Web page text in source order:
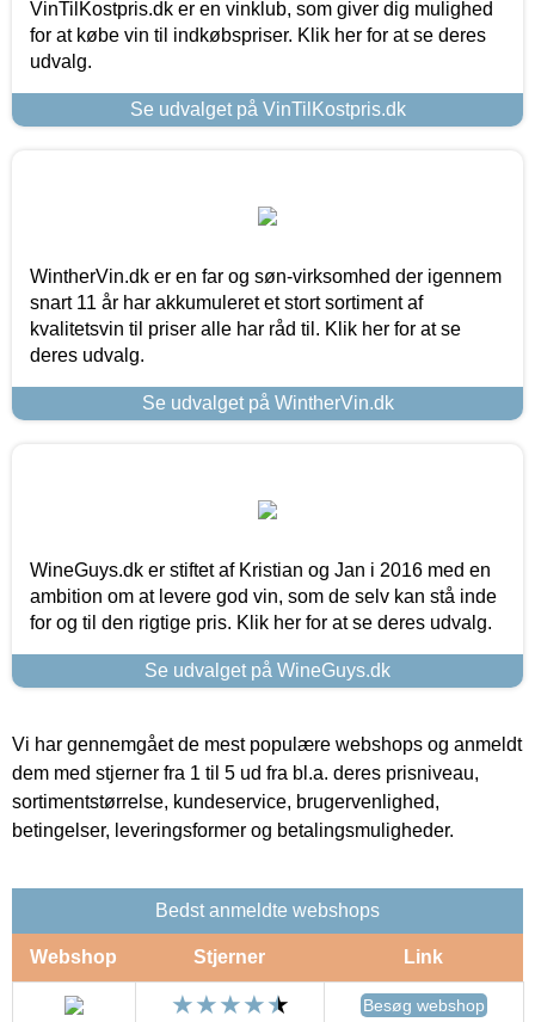
VinTilKostpris.dk er en vinklub, som giver dig mulighed
for at købe vin til indkøbspriser. Klik her for at se deres
udvalg.
Se udvalget på VinTilKostpris.dk
WintherVin.dk er en far og søn-virksomhed der igennem
snart 11 år har akkumuleret et stort sortiment af
kvalitetsvin til priser alle har råd til. Klik her for at se
deres udvalg.
Se udvalget på WintherVin.dk
WineGuys.dk er stiftet af Kristian og Jan i 2016 med en
ambition om at levere god vin, som de selv kan stå inde
for og til den rigtige pris. Klik her for at se deres udvalg.
Se udvalget på WineGuys.dk
Vi har gennemgået de mest populære webshops og anmeldt
dem med stjerner fra 1 til 5 ud fra bl.a. deres prisniveau,
sortimentstørrelse, kundeservice, brugervenlighed,
betingelser, leveringsformer og betalingsmuligheder.
Bedst anmeldte webshops
Webshop Stjerner Link
Besøg webshop